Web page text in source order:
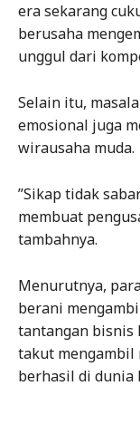
era sekarang
berusaha
unggul dari
Selain itu,
emosional juga
wirausaha muda.
”Sikap tidak
membuat
tambahnya.
Menurutnya,
berani
tantangan bisnis
takut mengambil
berhasil di dunia